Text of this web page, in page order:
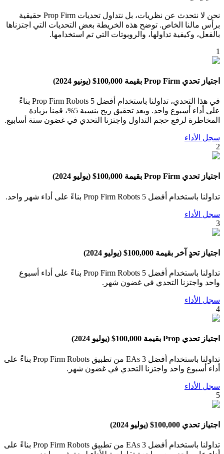
نحن لا نتحدث عن نظريات، بل نتداول تحديات Prop Firm حقيقية
برأس مالنا الخاص. توضح هذه الخريطة بعض التحديات التي اجتزناها
بالفعل، وكيفية تداولها، والروبوتات التي تم استخدامها.
1
اجتياز تحدي Prop Firm بقيمة 100,000$ (يونيو 2024)
في هذا التحدي، تداولنا باستخدام أفضل 5 Prop Firm Robots بناءً
على أداء أسبوع واحد. وبعد تحقيق ربح بنسبة 5%، قمنا بزيادة
المخاطرة لرفع حجم التداول واجتزنا التحدي في غضون ستة أسابيع.
سجل الأداء
2
اجتياز تحدي Prop Firm بقيمة 100,000$ (يوليو 2024)
تداولنا باستخدام أفضل 5 Prop Firm Robots بناءً على أداء شهر واحد.
سجل الأداء
3
اجتياز تحدٍ آخر بقيمة 100,000$ (يوليو 2024)
تداولنا باستخدام أفضل 5 Prop Firm Robots بناءً على أداء أسبوع
واحد واجتزنا التحدي في غضون شهر.
سجل الأداء
4
اجتياز تحدي Prop بقيمة 100,000$ (يوليو 2024)
تداولنا باستخدام أفضل 3 EAs من تطبيق Prop Firm Robots بناءً على
أداء أسبوع واحد واجتزنا التحدي في غضون شهر.
سجل الأداء
5
اجتياز تحدي 100,000$ (يوليو 2024)
تداولنا باستخدام أفضل 3 EAs من تطبيق Prop Firm Robots بناءً على